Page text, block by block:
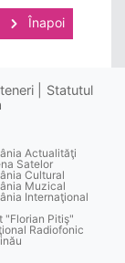
Înapoi
Statutul
Actualităţi
Satelor
Cultural
Muzical
Internaţional
"Florian Pitiş"
Radiofonic